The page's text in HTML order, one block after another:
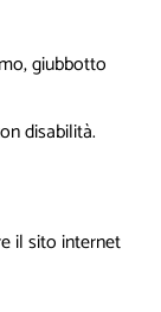
giubbotto
disabilità.
il sito internet